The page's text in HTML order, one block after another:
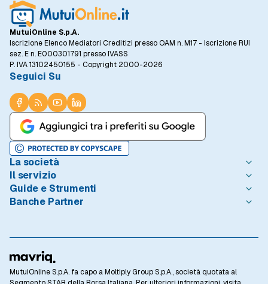
MutuiOnline S.p.A.
Iscrizione Elenco Mediatori Creditizi presso OAM n. M17 - Iscrizione RUI
sez. E n. E000301791 presso IVASS
P. IVA 13102450155 - Copyright 2000-2026
Seguici Su
La società
Chi è MutuiOnline.it
Contatta MutuiOnline.it
Opinioni degli Utenti
Linee guida editoriali
Rassegna Stampa
Lavora con Noi
Investor Relations
Il servizio
Come Funziona
Condizioni di Utilizzo
Privacy
Informativa Cookie
Preferenze Cookie
Privacy Banche Partner
Guide e Strumenti
Guide Mutui
Mutuo 100 prima casa
Calcolo Rata Mutuo
Osservatorio Tassi
Domande Frequenti
Banche Partner
BNL - BNP Paribas
BPER Banca
CheBanca!
MutuiOnline S.p.A. fa capo a Moltiply Group S.p.A., società quotata al